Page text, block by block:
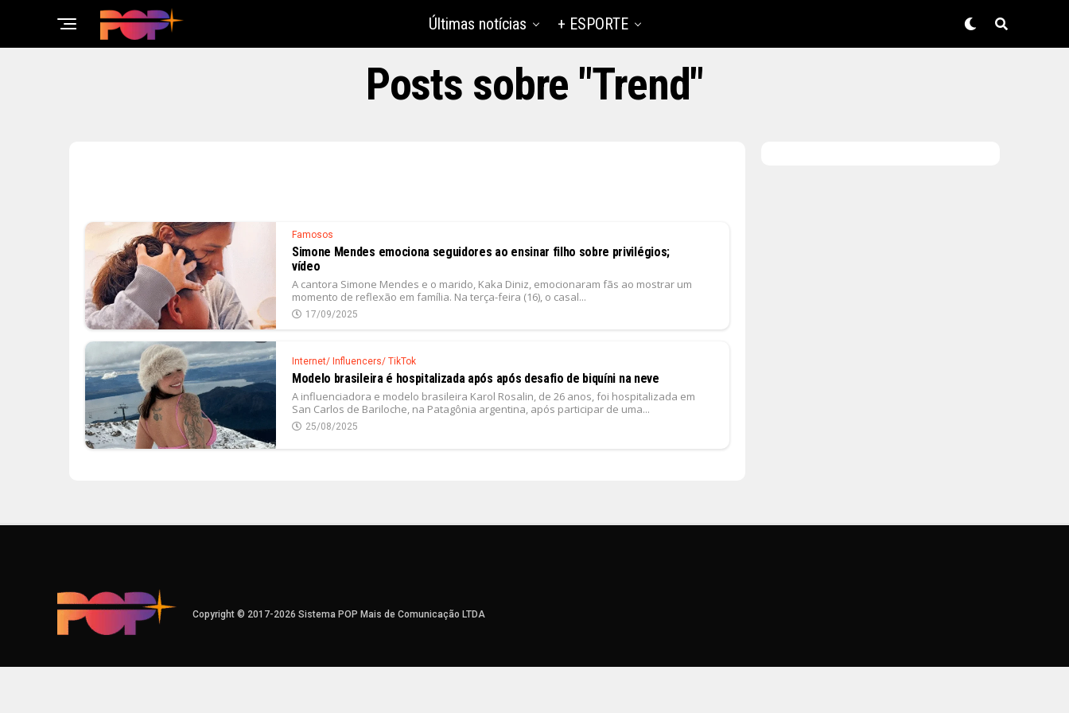
Últimas notícias + ESPORTE
Posts sobre "Trend"
Famosos
Simone Mendes emociona seguidores ao ensinar filho sobre privilégios;
vídeo
A cantora Simone Mendes e o marido, Kaka Diniz, emocionaram fãs ao mostrar um
momento de reflexão em família. Na terça-feira (16), o casal...
17/09/2025
Internet/ Influencers/ TikTok
Modelo brasileira é hospitalizada após após desafio de biquíni na neve
A influenciadora e modelo brasileira Karol Rosalin, de 26 anos, foi hospitalizada em
San Carlos de Bariloche, na Patagônia argentina, após participar de uma...
25/08/2025
Copyright © 2017-2026 Sistema POP Mais de Comunicação LTDA